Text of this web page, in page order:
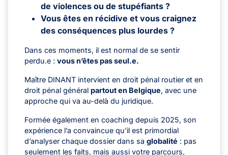
de violences ou de stupéfiants ?
Vous êtes en récidive et vous craignez
des conséquences plus lourdes ?
Dans ces moments, il est normal de se sentir
perdu.e : vous n’êtes pas seul.e.
Maître DINANT intervient en droit pénal routier et en
droit pénal général partout en Belgique, avec une
approche qui va au-delà du juridique.
Formée également en coaching depuis 2025, son
expérience l’a convaincue qu’il est primordial
d’analyser chaque dossier dans sa globalité : pas
seulement les faits, mais aussi votre parcours,